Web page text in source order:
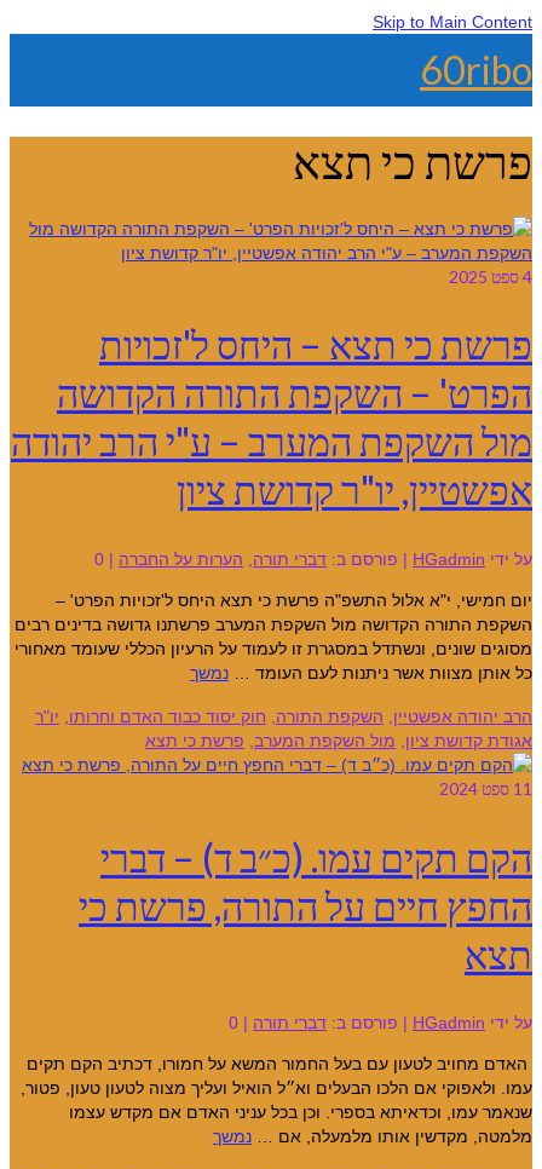
Skip to Main Content
60ribo
פרשת כי תצא
4ספט 2025
פרשת כי תצא – היחס ל'זכויות
הפרט' – השקפת התורה הקדושה
מול השקפת המערב – ע"י הרב יהודה
אפשטיין, יו"ר קדושת ציון
על ידי HGadmin
| פורסם ב: דברי תורה, הערות על החברה |
0
יום חמישי, י"א אלול התשפ"ה פרשת כי תצא היחס ל'זכויות הפרט' –
השקפת התורה הקדושה מול השקפת המערב פרשתנו גדושה בדינים רבים
מסוגים שונים, ונשתדל במסגרת זו לעמוד על הרעיון הכללי שעומד מאחורי
כל אותן מצוות אשר ניתנות לעם העומד …
נמשך
הרב יהודה אפשטיין, השקפת התורה, חוק יסוד כבוד האדם וחרותו,
יו"ר
אגודת קדושת ציון, מול השקפת המערב, פרשת כי תצא
11ספט 2024
הקם תקים עמו. (כ״ב ד) – דברי
החפץ חיים על התורה, פרשת כי
תצא
על ידי HGadmin
| פורסם ב: דברי תורה |
0
האדם מחויב לטעון עם בעל החמור המשא על חמורו, דכתיב הקם תקים
עמו. ולאפוקי אם הלכו הבעלים וא״ל הואיל ועליך מצוה לטעון טעון, פטור,
שנאמר עמו, וכדאיתא בספרי. וכן בכל עניני האדם אם מקדש עצמו
מלמטה, מקדשין אותו מלמעלה, אם …
נמשך